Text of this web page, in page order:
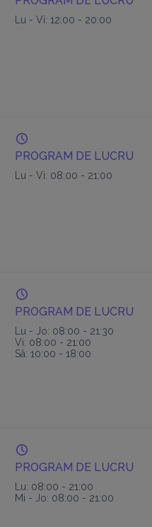
Lu - Vi: 12:00 - 20:00
PROGRAM DE LUCRU
Lu - Vi: 08:00 - 21:00
PROGRAM DE LUCRU
Lu - Jo: 08:00 - 21:30
Vi: 08:00 - 21:00
Sâ: 10:00 - 18:00
PROGRAM DE LUCRU
Lu: 08:00 - 21:00
Mi - Jo: 08:00 - 21:00